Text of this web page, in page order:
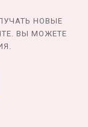
НОВЫЕ
ВЫ МОЖЕТЕ